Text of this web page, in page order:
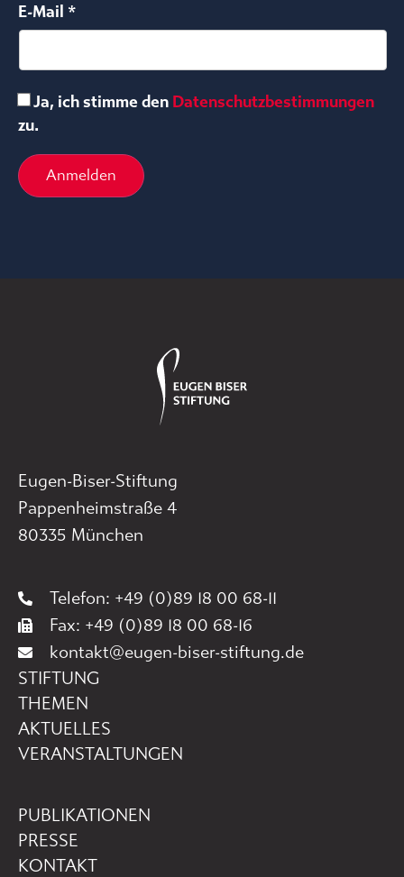
E-Mail *
Ja, ich stimme den Datenschutzbestimmungen
zu.
Anmelden
Eugen-Biser-Stiftung
Pappenheimstraße 4
80335 München
Telefon: +49 (0)89 18 00 68-11
Fax: +49 (0)89 18 00 68-16
kontakt@eugen-biser-stiftung.de
STIFTUNG
THEMEN
AKTUELLES
VERANSTALTUNGEN
PUBLIKATIONEN
PRESSE
KONTAKT